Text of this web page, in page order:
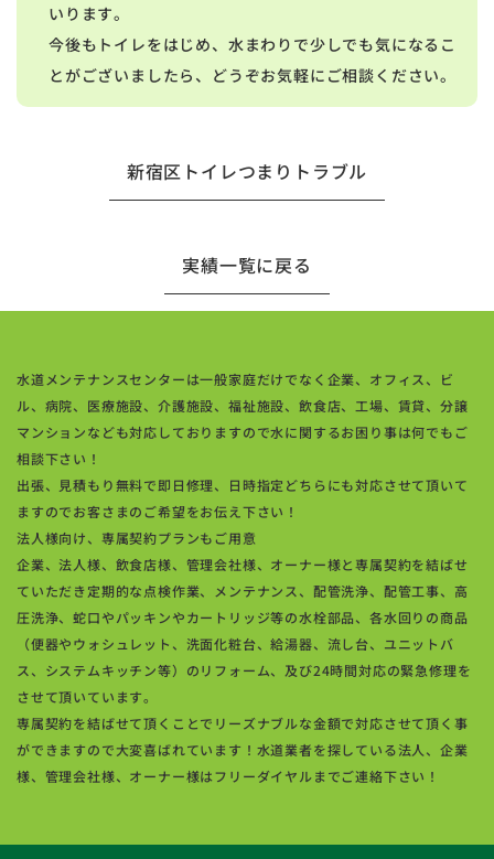
いります。
今後もトイレをはじめ、水まわりで少しでも気になるこ
とがございましたら、どうぞお気軽にご相談ください。
新宿区トイレつまりトラブル
実績一覧に戻る
水道メンテナンスセンターは一般家庭だけでなく企業、オフィス、ビ
ル、病院、医療施設、介護施設、福祉施設、飲食店、工場、賃貸、分譲
マンションなども対応しておりますので水に関するお困り事は何でもご
相談下さい！
出張、見積もり無料で即日修理、日時指定どちらにも対応させて頂いて
ますのでお客さまのご希望をお伝え下さい！
法人様向け、専属契約プランもご用意
企業、法人様、飲食店様、管理会社様、オーナー様と専属契約を結ばせ
ていただき定期的な点検作業、メンテナンス、配管洗浄、配管工事、高
圧洗浄、蛇口やパッキンやカートリッジ等の水栓部品、各水回りの商品
（便器やウォシュレット、洗面化粧台、給湯器、流し台、ユニットバ
ス、システムキッチン等）のリフォーム、及び24時間対応の緊急修理を
させて頂いています。
専属契約を結ばせて頂くことでリーズナブルな金額で対応させて頂く事
ができますので大変喜ばれています！水道業者を探している法人、企業
様、管理会社様、オーナー様はフリーダイヤルまでご連絡下さい！